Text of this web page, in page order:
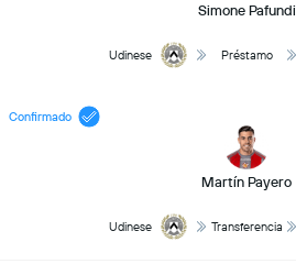
Simone Pafundi
Udinese Préstamo
Confirmado
Martín Payero
Udinese Transferencia